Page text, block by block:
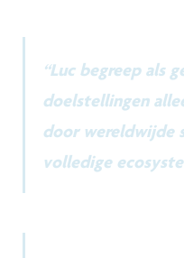
“Luc begreep als
doelstellingen
door wereldwijde
volledige